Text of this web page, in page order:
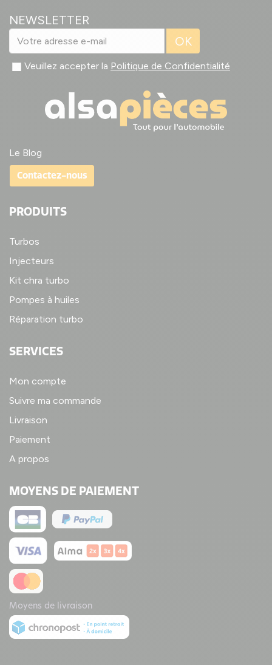
NEWSLETTER
OK
Veuillez accepter la Politique de Confidentialité
Le Blog
Contactez-nous
PRODUITS
Turbos
Injecteurs
Kit chra turbo
Pompes à huiles
Réparation turbo
SERVICES
Mon compte
Suivre ma commande
Livraison
Paiement
A propos
MOYENS DE PAIEMENT
Moyens de livraison